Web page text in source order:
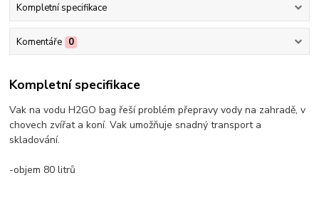
Kompletní specifikace
Komentáře 0
Kompletní specifikace
Vak na vodu H2GO bag řeší problém přepravy vody na zahradě, v
chovech zvířat a koní. Vak umožňuje snadný transport a
skladování.
-objem 80 litrů